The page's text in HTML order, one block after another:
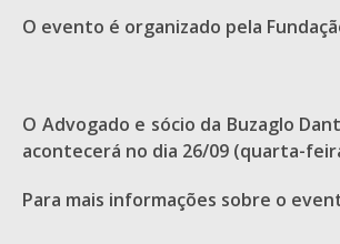
O evento é organizado pela
O Advogado e sócio da Buzaglo
acontecerá no dia 26/09 (quarta-
Para mais informações sobre o